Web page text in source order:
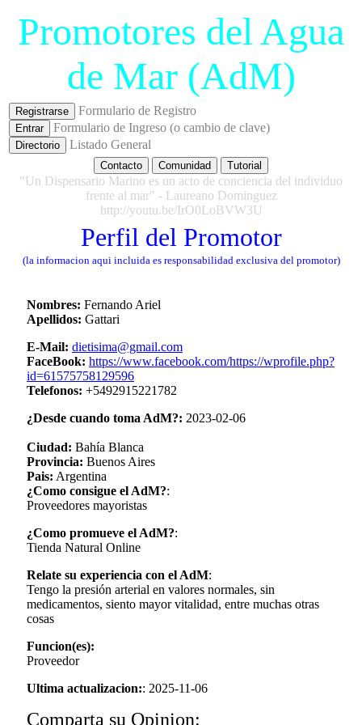
Promotores del Agua
de Mar (AdM)
Registrarse Formulario de Registro
Entrar Formulario de Ingreso (o cambio de clave)
Directorio Listado General
Contacto Comunidad Tutorial
"Un Dispensario Marino es un acto de conciencia del individuo
frente al mar" - Laureano Dominguez
http://youtu.be/IrO0LoBVW3U
Perfil del Promotor
(la informacion aqui incluida es responsabilidad exclusiva del promotor)
Nombres: Fernando Ariel
Apellidos: Gattari
E-Mail: dietisima@gmail.com
FaceBook: https://www.facebook.com/https://wprofile.php?
id=61575758129596
Telefonos: +5492915221782
¿Desde cuando toma AdM?: 2023-02-06
Ciudad: Bahía Blanca
Provincia: Buenos Aires
Pais: Argentina
¿Como consigue el AdM?:
Proveedores mayoristas
¿Como promueve el AdM?:
Tienda Natural Online
Relate su experiencia con el AdM:
Tengo la presión arterial en valores normales, sin
medicamentos, siento mayor vitalidad, entre muchas otras
cosas
Funcion(es):
Proveedor
Ultima actualizacion:: 2025-11-06
Comparta su Opinion: